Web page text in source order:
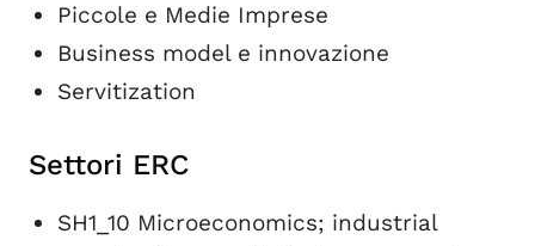
Piccole e Medie Imprese
Business model e innovazione
Servitization
Settori ERC
SH1_10 Microeconomics; industrial